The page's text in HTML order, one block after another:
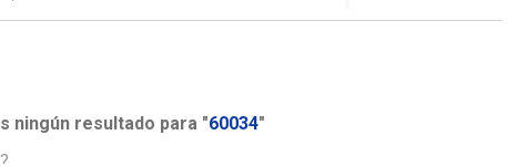
ningún resultado para "60034"